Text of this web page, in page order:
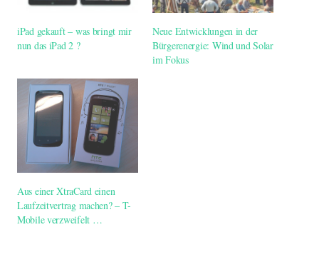
iPad gekauft – was bringt mir
nun das iPad 2 ?
Neue Entwicklungen in der
Bürgerenergie: Wind und Solar
im Fokus
Aus einer XtraCard einen
Laufzeitvertrag machen? – T-
Mobile verzweifelt …